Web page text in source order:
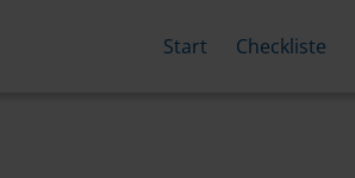
Start Checkliste